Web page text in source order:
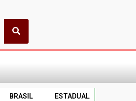
BRASIL ESTADUAL